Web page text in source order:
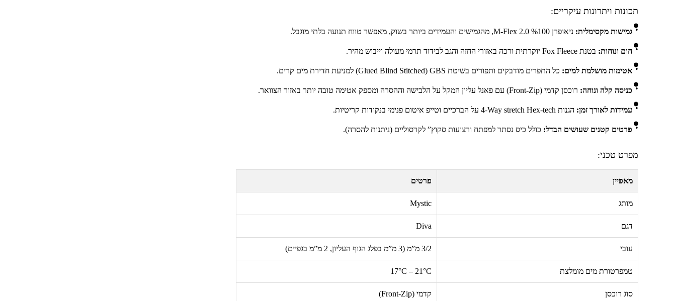
תכונות ויתרונות עיקריים:
גמישות מקסימלית: ניאופרן 100
%
M-Flex 2.0, מהגמישים והעמידים ביותר בשוק, מאפשר טווח תנועה בלתי מוגבל.
חום ונוחות: בטנת Fox Fleece יוקרתית ורכה באזורי החזה והגב לבידוד תרמי מעולה וייבוש מהיר.
אטימות מושלמת למים: כל התפרים מודבקים ותפורים בשיטת GBS
(
Glued Blind Stitched) למניעת חדירת מים קרים.
כניסה קלה ונוחה: רוכסן קדמי (Front-Zip) עם פאנל עליון המקל על הלבישה וההסרה ומספק אטימה טובה יותר באזור הצוואר.
עמידות לאורך זמן: הגנות 4-Way stretch Hex-tech על הברכיים וטייפ איטום פנימי בנקודות קריטיות.
פרטים קטנים שעושים הבדל: כולל כיס נסתר למפתח ורצועות סקוץ” לקרסוליים (ניתנות להסרה).
מפרט טכני:
מאפיין פרטים
מותג Mystic
דגם Diva
עובי 3/2 מ”מ (3 מ”מ בפלג הגוף העליון, 2 מ”מ בגפיים)
טמפרטורת מים מומלצת 17°C – 21°C
סוג רוכסן קדמי (Front-Zip
)